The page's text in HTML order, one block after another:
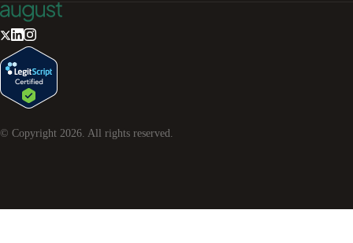
© Copyright 2026. All rights reserved.